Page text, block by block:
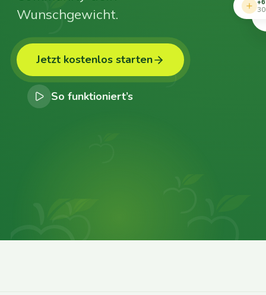
Wunschgewicht.
Jetzt kostenlos starten
So funktioniert’s